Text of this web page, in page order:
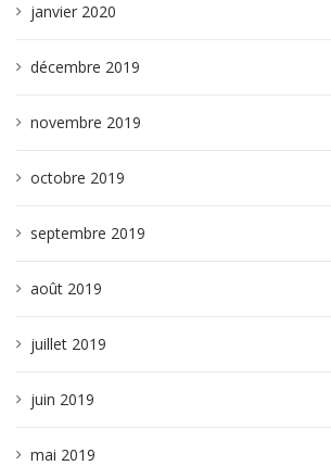
janvier 2020
décembre 2019
novembre 2019
octobre 2019
septembre 2019
août 2019
juillet 2019
juin 2019
mai 2019